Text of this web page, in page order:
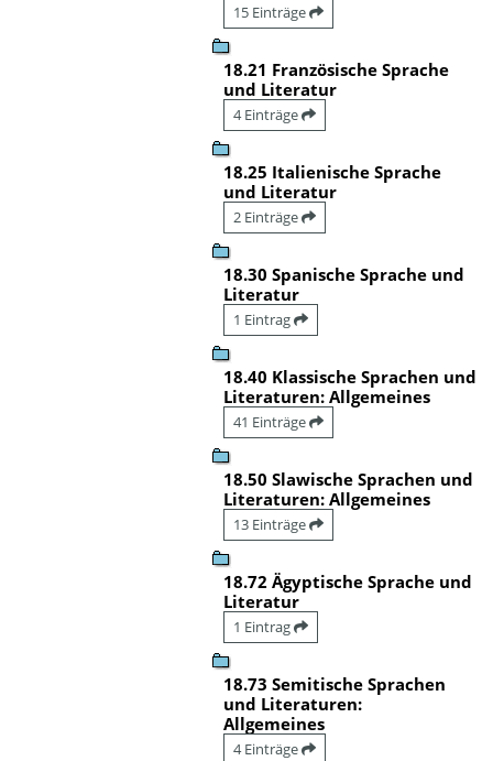
15 Einträge
18.21 Französische Sprache
und Literatur
4 Einträge
18.25 Italienische Sprache
und Literatur
2 Einträge
18.30 Spanische Sprache und
Literatur
1 Eintrag
18.40 Klassische Sprachen und
Literaturen: Allgemeines
41 Einträge
18.50 Slawische Sprachen und
Literaturen: Allgemeines
13 Einträge
18.72 Ägyptische Sprache und
Literatur
1 Eintrag
18.73 Semitische Sprachen
und Literaturen:
Allgemeines
4 Einträge